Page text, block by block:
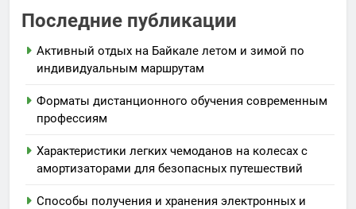
Последние публикации
Активный отдых на Байкале летом и зимой по
индивидуальным маршрутам
Форматы дистанционного обучения современным
профессиям
Характеристики легких чемоданов на колесах с
амортизаторами для безопасных путешествий
Способы получения и хранения электронных и